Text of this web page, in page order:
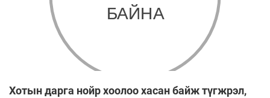
Хотын дарга нойр хоолоо хасан байж түгжрэл,